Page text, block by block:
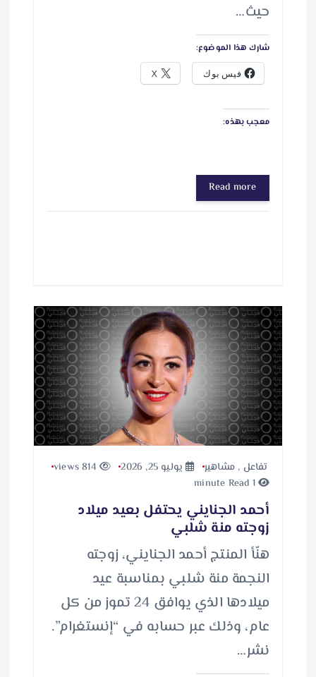
حيث…
شارك هذا الموضوع:
فيس بوك X
معجب بهذه:
Read more
تفاعل , مشاهير يوليو 25, 2026
814 views
1 minute Read
أحمد الجنايني يحتفل بعيد ميلاد
زوجته منة شلبي
هنّأ المنتج أحمد الجنايني، زوجته
النجمة منة شلبي بمناسبة عيد
ميلادها الذي يوافق 24 تموز من كل
عام، وذلك عبر حسابه في “إنستغرام”.
نشر…